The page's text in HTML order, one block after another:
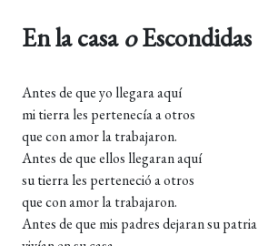
En la casaoEscondidas
Antes de que yo llegara aquí
mi tierra les pertenecía a otros
que con amor la trabajaron.
Antes de que ellos llegaran aquí
su tierra les perteneció a otros
que con amor la trabajaron.
Antes de que mis padres dejaran su patria